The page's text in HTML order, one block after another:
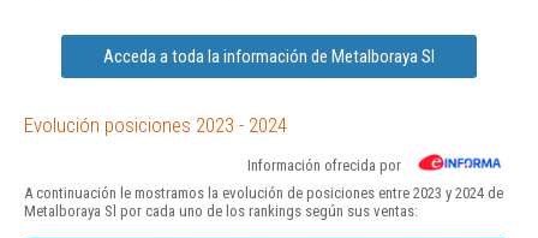
Acceda a toda la información de Metalboraya Sl
Evolución posiciones 2023 - 2024
Información ofrecida por
A continuación le mostramos la evolución de posiciones entre 2023 y 2024 de
Metalboraya Sl por cada uno de los rankings según sus ventas: